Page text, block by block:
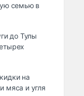
семью в
до Тулы
на
мяса и угля